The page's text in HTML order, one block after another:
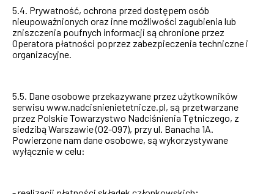
5.4. Prywatność, ochrona przed dostępem osób
nieupoważnionych oraz inne możliwości zagubienia lub
zniszczenia poufnych informacji są chronione przez
Operatora płatności poprzez zabezpieczenia techniczne i
organizacyjne.
5.5. Dane osobowe przekazywane przez użytkowników
serwisu www.nadcisnienietetnicze.pl, są przetwarzane
przez Polskie Towarzystwo Nadciśnienia Tętniczego, z
siedzibą Warszawie (02-097), przy ul. Banacha 1A.
Powierzone nam dane osobowe, są wykorzystywane
wyłącznie w celu: